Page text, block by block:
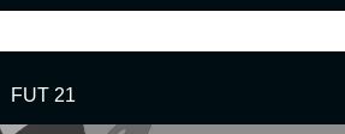
FUT 21